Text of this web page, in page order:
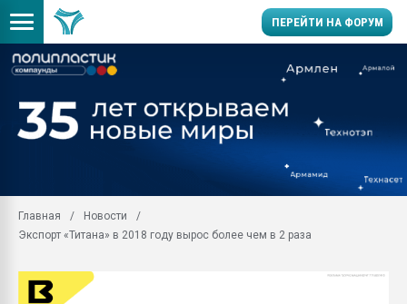
ПЕРЕЙТИ НА ФОРУМ
универсальны, что
умельцы изготовили
Продажа готового
производство SPC
29.07.2026 ФРП помог
Главная
Новости
Экспорт «Титана» в 2018 году вырос более чем в 2 раза